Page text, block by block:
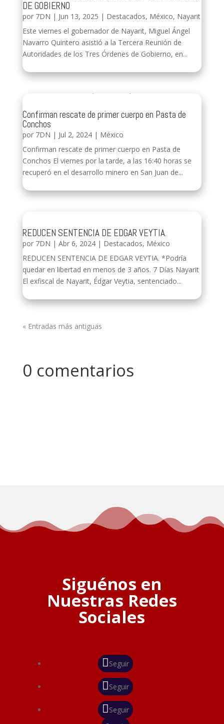
DE GOBIERNO
por 7DN | Jun 13, 2025 | Destacados, México, Nayarit
Este viernes el gobernador de Nayarit, Miguel Ángel
Navarro Quintero asistió a la Tercera Reunión de
Autoridades de los Tres Órdenes de Gobierno, en...
Confirman rescate de primer cuerpo en Pasta de
Conchos
por 7DN | Jul 2, 2024| México
Confirman rescate de primer cuerpo en Pasta de
Conchos El viernes por la tarde, a las 16:40 horas se
recuperó en el desarrollo minero en San Juan de...
REDUCEN SENTENCIA DE EDGAR VEYTIA.
por 7DN | Abr 6, 2024| Destacados, México
REDUCEN SENTENCIA DE EDGAR VEYTIA. *Podría
quedar en libertad en menos de 3 años. 7 Días Nayarit
El exfiscal de Nayarit, Édgar Veytia, sentenciado...
« Entradas más antiguas
0 comentarios
Siguénos en
Nuestras Redes
Sociales
Seguir
Seguir
Seguir